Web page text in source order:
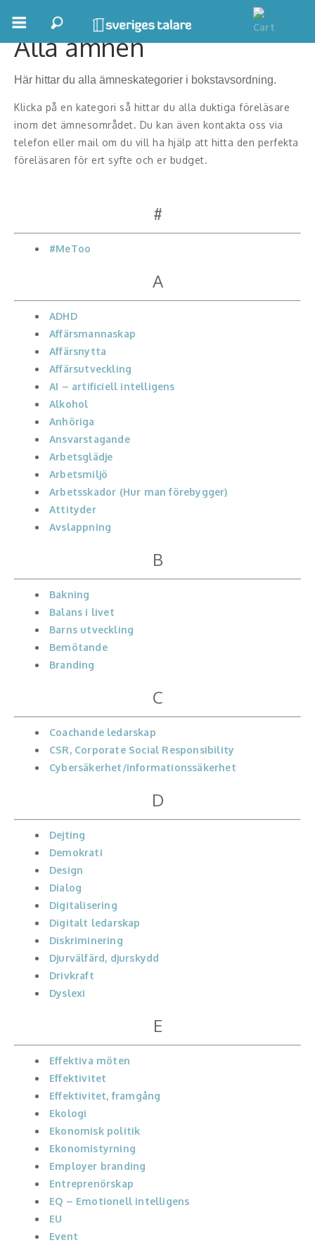
Boka ett möte
Samhällsnytta
Inspiration
Inspirerande Föreläsare
Keynote
Moderator
Workshopledare, facilitator
Radio och TV-profiler
Underhållning och event
Event
Humoristiska föredrag
Ljus och belysning
Konst
Middagsunderhållning
Musiker
Something a Little Different
Underhållning
Affärsnytta
Författare
Idrottare och äventyrare
Kända musiker
Skådespelare
Alla talare
Alla ämnen
Här hittar du alla ämneskategorier i bokstavsordning.
Klicka på en kategori så hittar du alla duktiga föreläsare
inom det ämnesområdet. Du kan även kontakta oss via
telefon eller mail om du vill ha hjälp att hitta den perfekta
föreläsaren för ert syfte och er budget.
#
#MeToo
A
ADHD
Affärsmannaskap
Affärsnytta
Affärsutveckling
AI – artificiell intelligens
Alkohol
Anhöriga
Ansvarstagande
Arbetsglädje
Arbetsmiljö
Arbetsskador (Hur man förebygger)
Attityder
Avslappning
B
Bakning
Balans i livet
Barns utveckling
Bemötande
Branding
C
Coachande ledarskap
CSR, Corporate Social Responsibility
Cybersäkerhet/informationssäkerhet
D
Dejting
Demokrati
Design
Dialog
Digitalisering
Digitalt ledarskap
Diskriminering
Djurvälfärd, djurskydd
Drivkraft
Dyslexi
E
Effektiva möten
Effektivitet
Effektivitet, framgång
Ekologi
Ekonomisk politik
Ekonomistyrning
Employer branding
Entreprenörskap
EQ – Emotionell intelligens
EU
Event